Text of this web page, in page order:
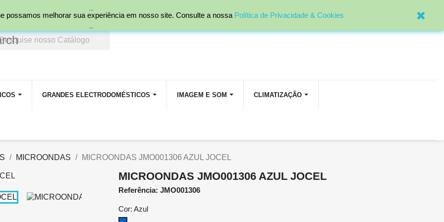
GRANDES ELECTRODOMÉSTICOS IMAGEM E SOM CLIMATIZAÇÃO
MICROONDAS MICROONDAS JMO001306 AZUL JOCEL
MICROONDAS JMO001306 AZUL JOCEL
Referência: JMO001306
Cor: Azul
possamos melhorar sua experiência em nosso site. Consulte a nossa Política de Privacidade & Cookies